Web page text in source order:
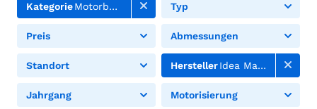
KategorieMotorboote Typ
Preis Abmessungen
Standort HerstellerIdea Marine
Jahrgang Motorisierung